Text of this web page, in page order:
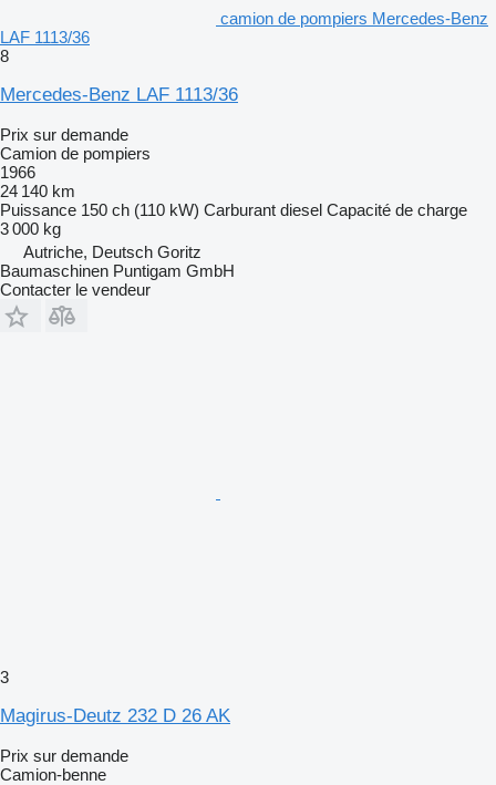
camion de pompiers Mercedes-Benz
LAF 1113/36
8
Mercedes-Benz LAF 1113/36
Prix sur demande
Camion de pompiers
1966
24 140 km
Puissance 150 ch (110 kW) Carburant diesel Capacité de charge
3 000 kg
Autriche, Deutsch Goritz
Baumaschinen Puntigam GmbH
Contacter le vendeur
3
Magirus-Deutz 232 D 26 AK
Prix sur demande
Camion-benne